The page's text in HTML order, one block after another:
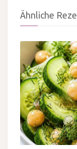
Ähnliche